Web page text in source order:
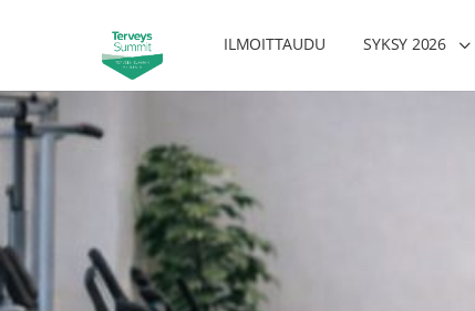
ILMOITTAUDU SYKSY 2026